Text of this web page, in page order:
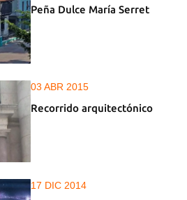
Peña Dulce María Serret
03 ABR 2015
Recorrido arquitectónico
17 DIC 2014